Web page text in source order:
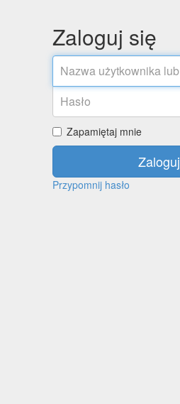
Zaloguj się
Zapamiętaj mnie
Zaloguj
Przypomnij hasło